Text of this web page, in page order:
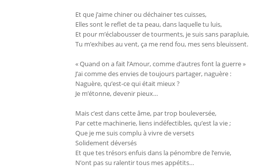
Et que j’aime chiner ou déchainer tes cuisses,
Elles sont le reflet de ta peau, dans laquelle tu luis,
Et pour m’éclabousser de tourments, je suis sans parapluie,
Tu m’exhibes au vent, ça me rend fou, mes sens bleuissent.
« Quand on a fait l’Amour, comme d’autres font la guerre »
J’ai comme des envies de toujours partager, naguère :
Naguère, qu’est-ce qui était mieux ?
Je m’étonne, devenir pieux…
Mais c’est dans cette âme, par trop bouleversée,
Par cette machinerie, liens indéfectibles, qu’est la vie ;
Que je me suis complu à vivre de versets
Solidement déversés
Et que tes trésors enfuis dans la pénombre de l’envie,
N’ont pas su ralentir tous mes appétits…